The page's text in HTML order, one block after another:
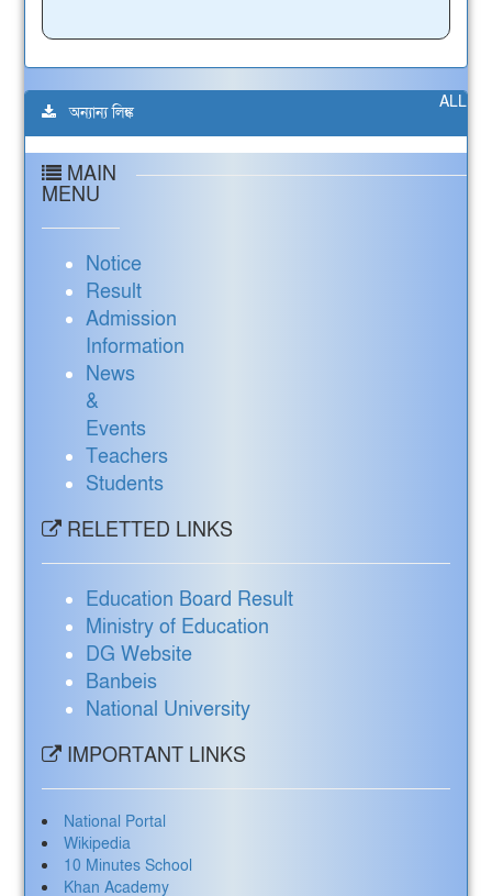
ALL
অন্যান্য লিঙ্ক
MAIN
MENU
Notice
Result
Admission
Information
News
&
Events
Teachers
Students
RELETTED LINKS
Education Board Result
Ministry of Education
DG Website
Banbeis
National University
IMPORTANT LINKS
National Portal
Wikipedia
10 Minutes School
Khan Academy